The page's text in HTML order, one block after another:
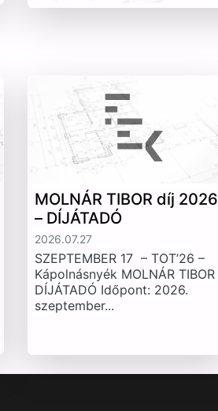
MOLNÁR TIBOR díj 2026
– DÍJÁTADÓ
2026.07.27
SZEPTEMBER 17 – TOT’26 –
Kápolnásnyék MOLNÁR TIBOR
DÍJÁTADÓ Időpont: 2026.
szeptember...